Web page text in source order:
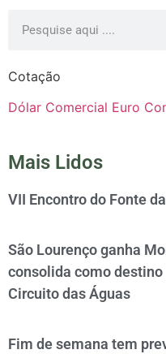
Cotação
Dólar Comercial Euro
Mais Lidos
VII Encontro do Fonte
São Lourenço ganha
consolida como
Circuito das Águas
Fim de semana tem